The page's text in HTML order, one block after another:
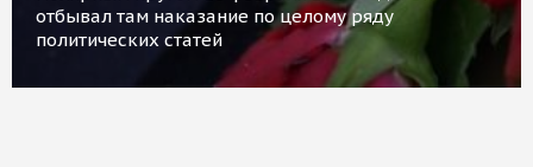
отбывал там наказание по целому ряду
политических статей